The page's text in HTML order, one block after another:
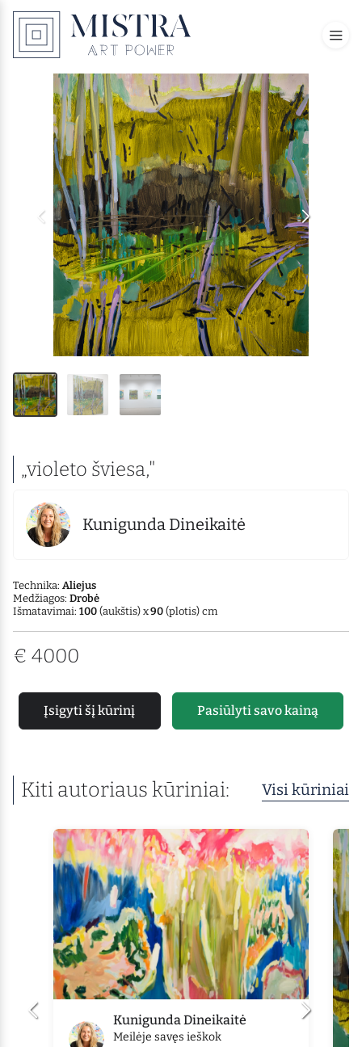
„violeto šviesa,"
Kunigunda Dineikaitė
Technika: Aliejus
Medžiagos: Drobė
Išmatavimai: 100 (aukštis) x90 (plotis) cm
€ 4000
Įsigyti šį kūrinį Pasiūlyti savo kainą
Kiti autoriaus kūriniai: Visi kūriniai
Kunigunda Dineikaitė
Meilėje savęs ieškok